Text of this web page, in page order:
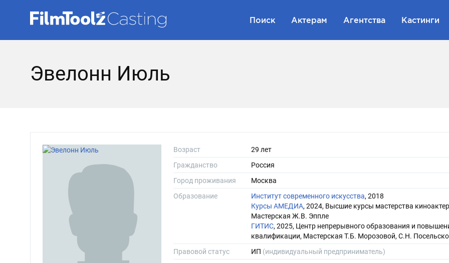
Поиск Актерам Агентства Кастинги
Эвелонн Июль
Возраст
29 лет
Гражданство
Россия
Город проживания
Москва
Образование
Институт современного искусства, 2018
Курсы АМЕДИА, 2024, Высшие курсы мастерства
Мастерская Ж.В. Эппле
ГИТИС, 2025, Центр непрерывного образования и
квалификации, Мастерская Т.Б. Морозовой, С.Н.
Правовой статус
ИП (индивидуальный предприниматель)